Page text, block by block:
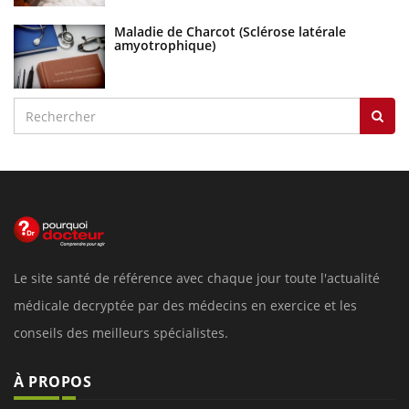
LES MALADIES
Hypotension orthostatique : quand la
amyotrophique)